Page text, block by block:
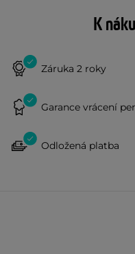
K
Záruka 2 roky
Garance vrácení
Odložená platba